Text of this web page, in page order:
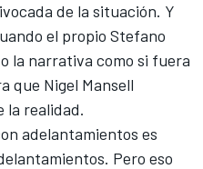
de la situación. Y
el propio Stefano
la narrativa como si fuera
que Nigel Mansell
la realidad.
adelantamientos es
Pero eso